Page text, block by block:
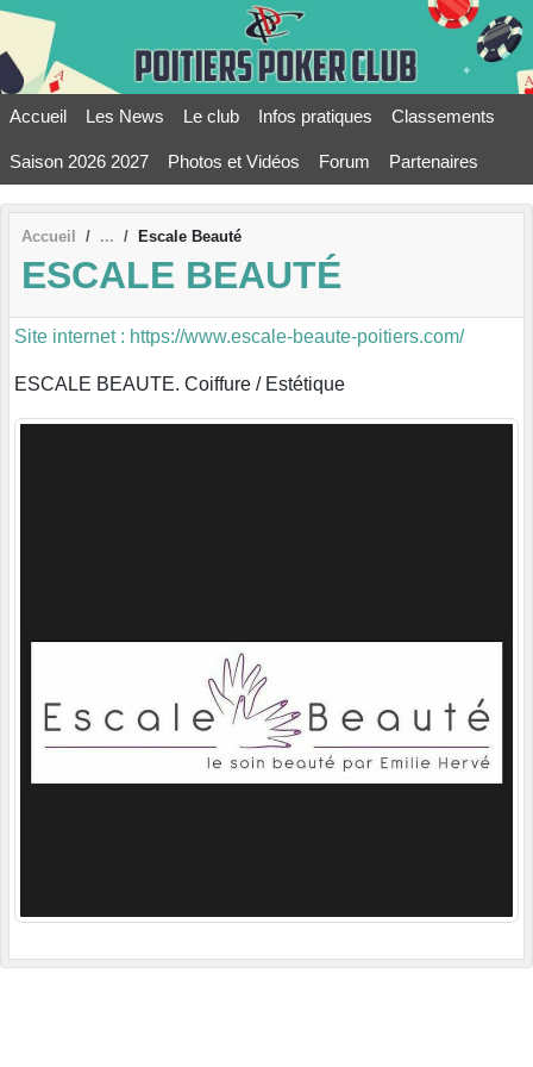
Accueil Les News Le club Infos pratiques Classements
Saison 2026 2027 Photos et Vidéos Forum Partenaires
Accueil Escale Beauté
ESCALE BEAUTÉ
Site internet : https://www.escale-beaute-poitiers.com/
ESCALE BEAUTE. Coiffure / Estétique
Panneau de gestion des cookies